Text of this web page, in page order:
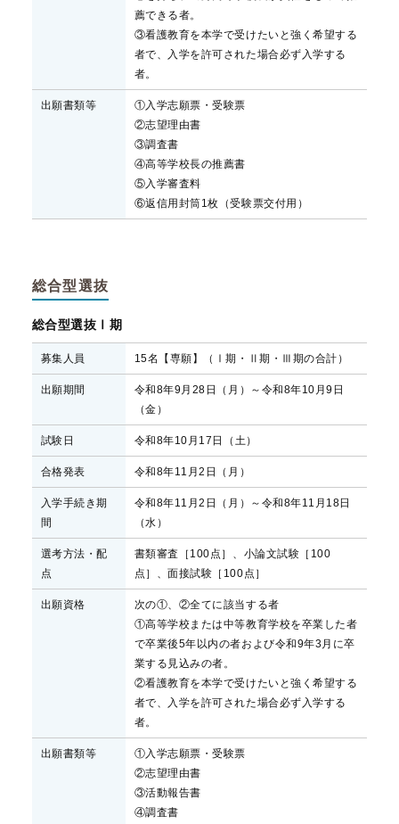
薦できる者。
③看護教育を本学で受けたいと強く希望する
者で、入学を許可された場合必ず入学する
者。
出願書類等
①入学志願票・受験票
②志望理由書
③調査書
④高等学校長の推薦書
⑤入学審査料
⑥返信用封筒1枚（受験票交付用）
総合型選抜
総合型選抜Ⅰ期
募集人員 15名【専願】（Ⅰ期・Ⅱ期・Ⅲ期の合計）
出願期間
令和8年9月28日（月）～令和8年10月9日
（金）
試験日 令和8年10月17日（土）
合格発表 令和8年11月2日（月）
入学手続き期
間
令和8年11月2日（月）～令和8年11月18日
（水）
選考方法・配
点
書類審査［100点］、小論文試験［100
点］、面接試験［100点］
出願資格
次の①、②全てに該当する者
①高等学校または中等教育学校を卒業した者
で卒業後5年以内の者および令和9年3月に卒
業する見込みの者。
②看護教育を本学で受けたいと強く希望する
者で、入学を許可された場合必ず入学する
者。
出願書類等
①入学志願票・受験票
②志望理由書
③活動報告書
④調査書